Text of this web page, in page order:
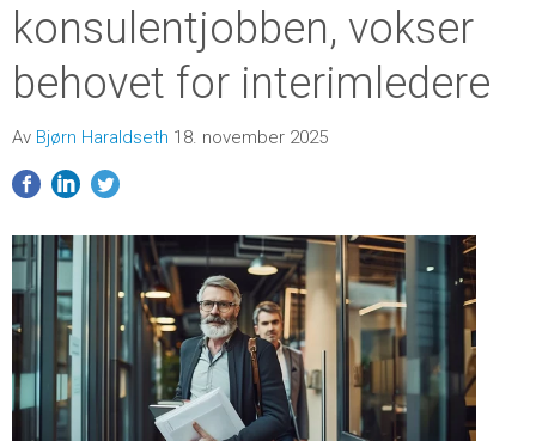
konsulentjobben, vokser
behovet for interimledere
Av Bjørn Haraldseth 18. november 2025